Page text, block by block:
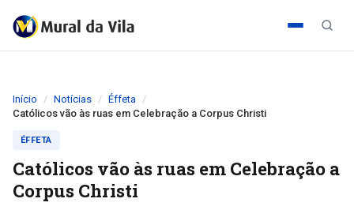
Início Notícias
Éffeta
Católicos vão às ruas em Celebração a Corpus Christi
ÉFFETA
Católicos vão às ruas em Celebração a
Corpus Christi